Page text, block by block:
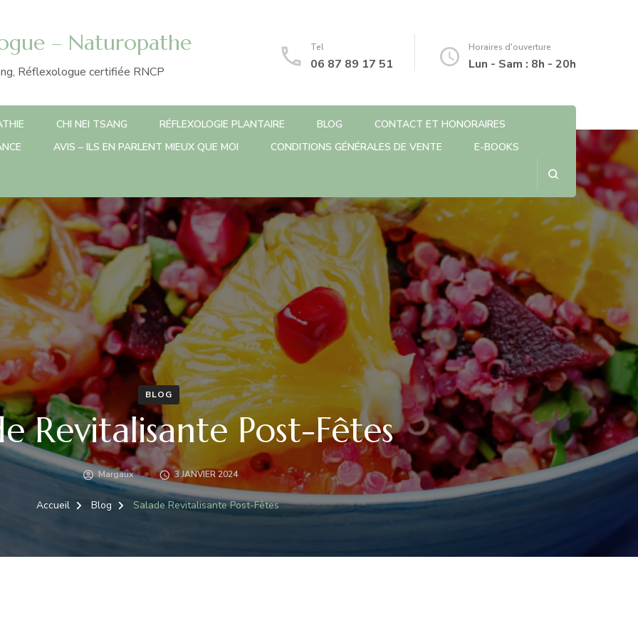
– Naturopathe
Réflexologue certifiée RNCP
Tel
06 87 89 17 51
Horaires d'ouverture
Lun - Sam : 8h - 20h
CHI NEI TSANG RÉFLEXOLOGIE PLANTAIRE BLOG
CONTACT ET HONORAIRES
AVIS – ILS EN PARLENT MIEUX QUE MOI CONDITIONS GÉNÉRALES DE VENTE E-BOOKS
BLOG
Revitalisante Post-Fêtes
Margaux 3 JANVIER 2024
Accueil Blog Salade Revitalisante Post-Fêtes